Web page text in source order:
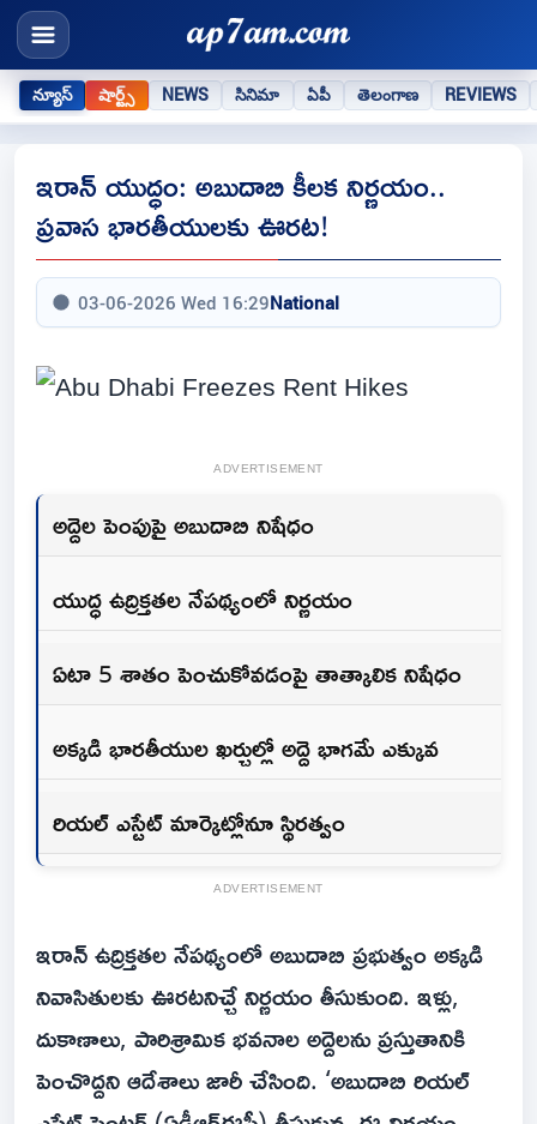
న్యూస్ షార్ట్స్ NEWS సినిమా ఏపీ తెలంగాణ REVIEWS
ఇరాన్‌ యుద్ధం: అబుదాబి కీలక నిర్ణయం..
ప్రవాస భారతీయులకు ఊరట!
03-06-2026 Wed 16:29National
ADVERTISEMENT
అద్దెల పెంపుపై అబుదాబి నిషేధం
యుద్ధ ఉద్రిక్తతల నేపథ్యంలో నిర్ణయం
ఏటా 5 శాతం పెంచుకోవడంపై తాత్కాలిక నిషేధం
అక్కడి భారతీయుల ఖర్చుల్లో అద్దె భాగమే ఎక్కువ
రియల్‌ ఎస్టేట్‌ మార్కెట్లోనూ స్థిరత్వం
ADVERTISEMENT
ఇరాన్ ఉద్రిక్తతల నేపథ్యంలో అబుదాబి ప్రభుత్వం అక్కడి
నివాసితులకు ఊరటనిచ్చే నిర్ణయం తీసుకుంది. ఇళ్లు,
దుకాణాలు, పారిశ్రామిక భవనాల అద్దెలను ప్రస్తుతానికి
పెంచొద్దని ఆదేశాలు జారీ చేసింది. ‘అబుదాబి రియల్